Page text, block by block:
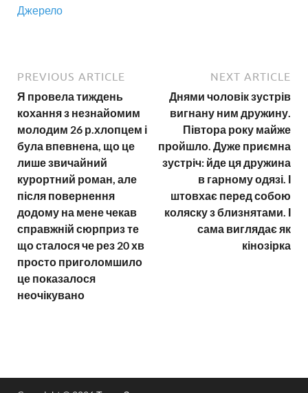
Джерело
PREVIOUS ARTICLE
Я провела тиждень
кохання з незнайомим
молодим 26 р.хлопцем і
була впевнена, що це
лише звичайний
курортний роман, але
після повернення
додому на мене чекав
справжній сюрприз те
що сталося че рез 20 хв
просто приголомшило
це показалося
неочікувано
NEXT ARTICLE
Днями чоловік зустрів
вигнану ним дружину.
Півтора року майже
пройшло. Дуже приємна
зустріч: йде ця дружина
в гарному одязі. І
штовхає перед собою
коляску з близнятами. І
сама виглядає як
кінозірка